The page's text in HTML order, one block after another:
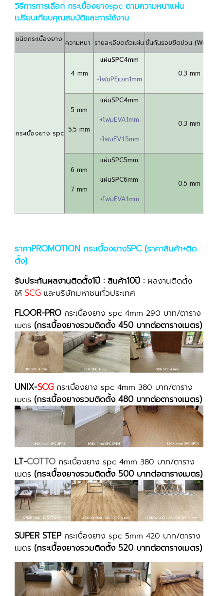
วิธีการการเลือก กระเบื้องยางspc ตามความหนาแผ่น
เปรียบเทียบคุณสมบัติและการใช้งาน
ชนิดกระเบื้องยาง ความหนา รายละเอียดตัวแผ่น ชั้นกันรอยขีดข่วน (Wear
กระเบื้องยาง spc
4 mm
แผ่นSPC4mm
+โฟมPEแยก1mm
0.3 mm
5 mm
5.5 mm
แผ่นSPC4mm
+โฟมEVA1mm
+โฟมEV1.5mm
0.3 mm
6 mm
7 mm
แผ่นSPC5mm
แผ่นSPC6mm
+โฟมEVA1mm
0.5 mm
ราคาPROMOTION กระเบื้องยางSPC (ราคาสินค้า+ติด
ตั้ง)
รับประกันผลงานติดตั้ง1ปี : สินค้า10ปี : ผลงานติดตั้ง
ให้ SCG และบริษัทมหาชนทั่วประเทศ
FLOOR-PRO กระเบื้องยาง spc 4mm 290 บาท/ตาราง
เมตร (กระเบื้องยางรวมติดตั้ง 450 บาทต่อตารางเมตร)
UNIX-SCG กระเบื้องยาง spc 4mm 380 บาท/ตาราง
เมตร (กระเบื้องยางรวมติดตั้ง 480 บาทต่อตารางเมตร)
LT-COTTO กระเบื้องยาง spc 4mm 380 บาท/ตาราง
เมตร (กระเบื้องยางรวมติดตั้ง 500 บาทต่อตารางเมตร)
SUPER STEPกระเบื้องยาง spc 5mm 420 บาท/ตาราง
เมตร (กระเบื้องยางรวมติดตั้ง 520 บาทต่อตารางเมตร)